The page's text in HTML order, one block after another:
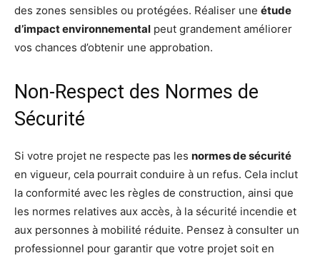
des zones sensibles ou protégées. Réaliser une étude
d’impact environnemental peut grandement améliorer
vos chances d’obtenir une approbation.
Non-Respect des Normes de
Sécurité
Si votre projet ne respecte pas les normes de sécurité
en vigueur, cela pourrait conduire à un refus. Cela inclut
la conformité avec les règles de construction, ainsi que
les normes relatives aux accès, à la sécurité incendie et
aux personnes à mobilité réduite. Pensez à consulter un
professionnel pour garantir que votre projet soit en